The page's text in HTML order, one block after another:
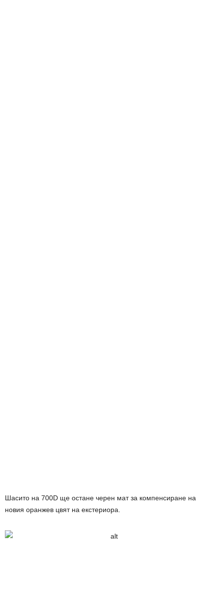
Шасито на 700D ще остане черен мат за компенсиране на
новия оранжев цвят на екстериора.